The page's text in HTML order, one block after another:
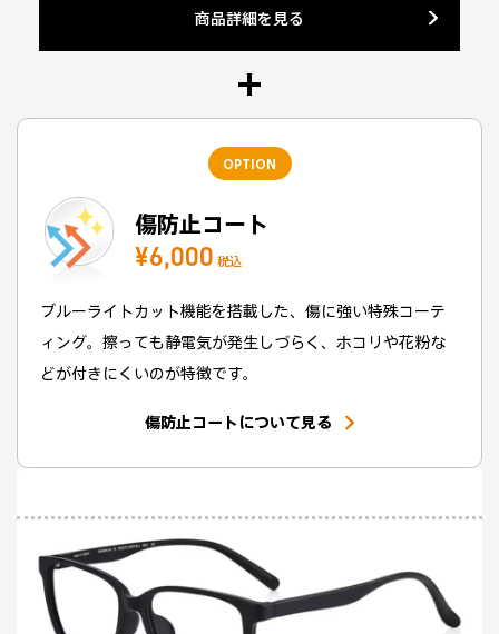
商品詳細を見る
OPTION
傷防止コート
¥6,000 税込
ブルーライトカット機能を搭載した、傷に強い特殊コーテ
ィング。擦っても静電気が発生しづらく、ホコリや花粉な
どが付きにくいのが特徴です。
傷防止コートについて見る